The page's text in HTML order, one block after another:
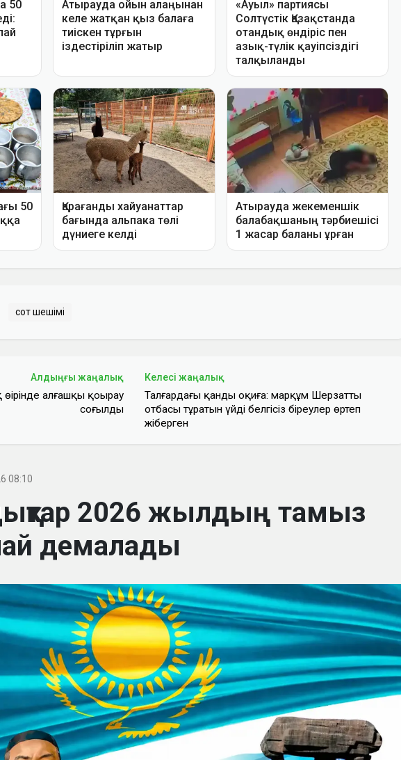
сот шешімі
Алдыңғы жаңалық
өңірінде алғашқы қоңырау
соғылды
Келесі жаңалық
Талғардағы қанды оқиға: марқұм Шерзаттың
отбасы тұратын үйді белгісіз біреулер өртеп
жіберген
08:10
2026 жылдың тамыз
демалады